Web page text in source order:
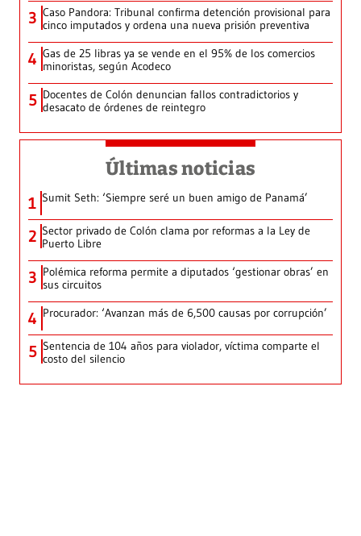
3 Caso Pandora: Tribunal confirma detención provisional para
cinco imputados y ordena una nueva prisión preventiva
4 Gas de 25 libras ya se vende en el 95% de los comercios
minoristas, según Acodeco
5 Docentes de Colón denuncian fallos contradictorios y
desacato de órdenes de reintegro
Últimas noticias
1 Sumit Seth: ‘Siempre seré un buen amigo de Panamá’
2 Sector privado de Colón clama por reformas a la Ley de
Puerto Libre
3 Polémica reforma permite a diputados ‘gestionar obras’ en
sus circuitos
4 Procurador: ‘Avanzan más de 6,500 causas por corrupción’
5 Sentencia de 104 años para violador, víctima comparte el
costo del silencio